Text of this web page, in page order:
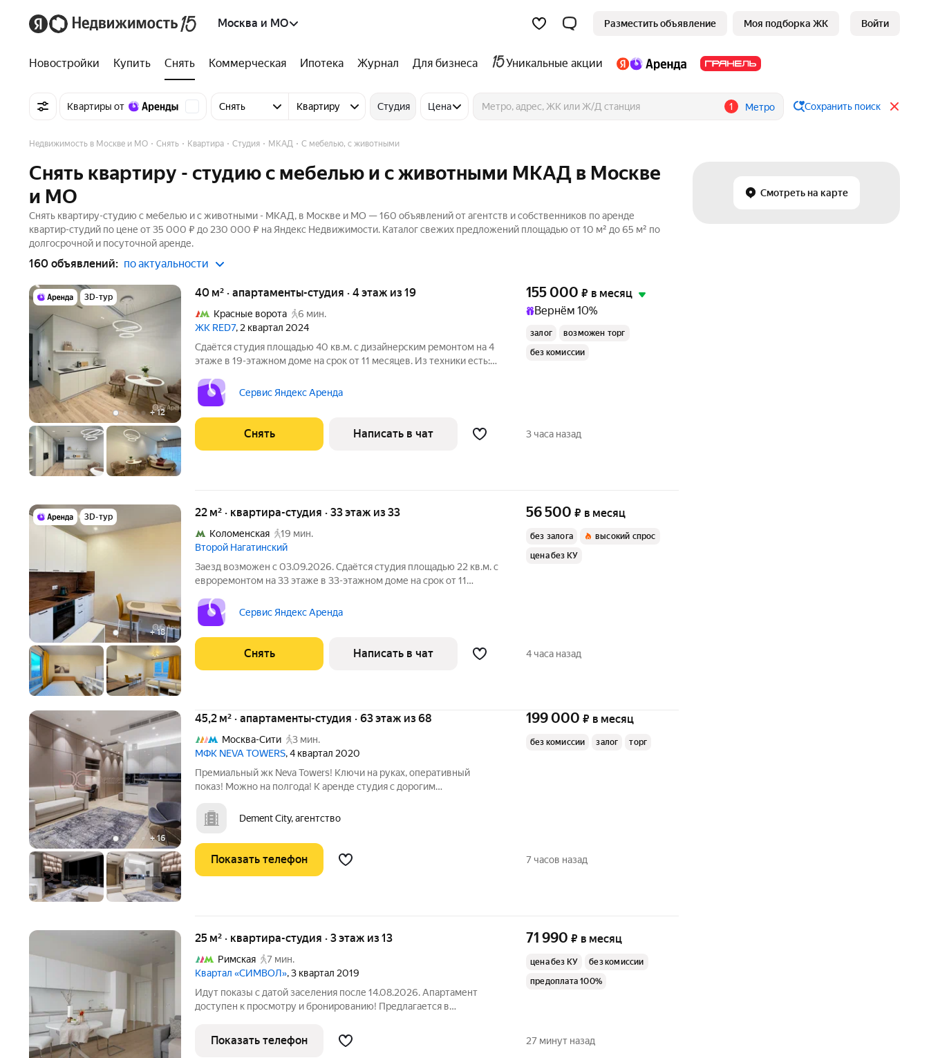
Москва и МО Разместить объявление Моя подборка ЖК Войти
Новостройки Купить Снять Коммерческая Ипотека Журнал Для бизнеса Уникальные акции
Квартиры от Снять Квартиру Студия Цена 1 Метро Сохранить поиск
Смотреть на карте
Недвижимость в Москве и МО Снять Квартира Студия МКАД С мебелью, с животными
Снять квартиру - студию с мебелью и с животными МКАД в Москве
и МО
Снять квартиру-студию с мебелью и с животными - МКАД, в Москве и МО — 160 объявлений от агентств и собственников по аренде
квартир-студий по цене от 35 000 ₽ до 230 000 ₽ на Яндекс Недвижимости. Каталог свежих предложений площадью от 10 м² до 65 м² по
долгосрочной и посуточной аренде.
160 объявлений: по актуальности
3D-тур
+12
40 м² · апартаменты-студия · 4 этаж из 19
Красные ворота
6 мин.
ЖК RED7, 2 квартал 2024
Сдаётся студия площадью 40 кв.м. с дизайнерским ремонтом на 4
этаже в 19-этажном доме на срок от 11 месяцев. Из техники есть:
Посудомоечная машина Кондиционер Микроволновка Дом -
монолитный,
Сервис Яндекс Аренда
155 000 ₽ в месяц
Вернём 10%
залог
возможен торг
без комиссии
Снять Написать в чат 3 часа назад
3D-тур
+18
22 м² · квартира-студия · 33 этаж из 33
Коломенская
19 мин.
Второй Нагатинский
Заезд возможен с 03.09.2026. Сдаётся студия площадью 22 кв.м. с
евроремонтом на 33 этаже в 33-этажном доме на срок от 11
Холодильник Дом - монолитный, окна выходят на улицу. В
подъезде 4
Сервис Яндекс Аренда
56 500 ₽ в месяц
без залога
высокий спрос
цена без КУ
Снять Написать в чат 4 часа назад
+16
45,2 м² · апартаменты-студия · 63 этаж из 68
Москва-Сити
3 мин.
МФК NEVA TOWERS, 4 квартал 2020
Премиальный жк Neva Towers! Ключи на руках, оперативный
показ! Можно на полгода! К аренде студия с дорогим
вид на закаты! Дорогие, экологичные материалы! Качественная
брендовая мебель!
Dement City, агентство
199 000 ₽ в месяц
без комиссии залог торг
Показать телефон 7 часов назад
25 м² · квартира-студия · 3 этаж из 13
Римская
7 мин.
Квартал «СИМВОЛ», 3 квартал 2019
Идут показы с датой заселения после 14.08.2026. Апартамент
доступен к просмотру и бронированию! Предлагается в
от ДОМ.РФ. №237 Доступна рассрочка оплаты депозита на 3
месяца! Без комиссии.
71 990 ₽ в месяц
цена без КУ
без комиссии
предоплата 100%
Показать телефон 27 минут назад